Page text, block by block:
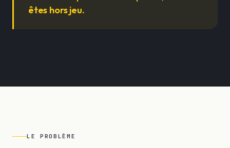
êtes hors jeu.
LE PROBLÈME